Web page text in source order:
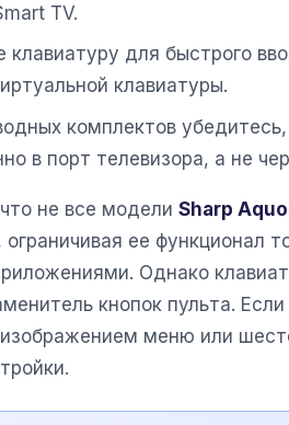
TV.
для быстрого
клавиатуры.
комплектов
в порт телевизора, а не
не все модели Sharp
ее функционал
Однако
кнопок пульта.
меню или